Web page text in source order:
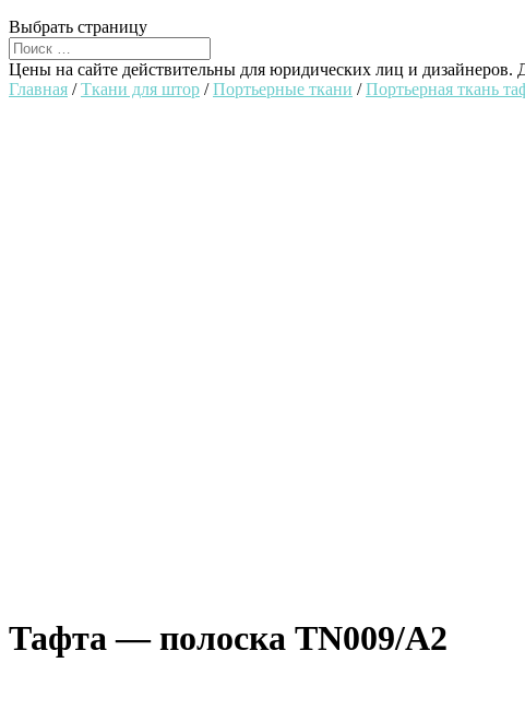
Выбрать страницу
Цены на сайте действительны для юридических лиц и
Главная /Ткани для штор /Портьерные ткани /Портьерная ткань
Тафта — полоска ТN009/А2